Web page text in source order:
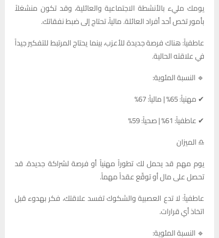
يومك مليء بالأنشطة الاجتماعية والعائلية، وقد تكون منشغلاً
بأمور تخص أحد أفراد العائلة. مالياً، تحتاج إلى ضبط نفقاتك.
عاطفياً: هناك فرصة جديدة للأعزب، بينما يحتاج المرتبط للتفكير جيداً
في علاقته الحالية.
🔹 النسبة المئوية:
✔ مهنياً: 65% | مالياً: 67%
✔ عاطفياً: 61% | صحياً: 59%
♎ الميزان
يوم مهم قد يحمل لك تطوراً مهنياً أو فرصة لشراكة جديدة. قد
تحصل على مال أو توقّع عقداً مهماً.
عاطفياً: لا تدع العصبية والشكوك تفسد علاقتك، فكر بهدوء قبل
اتخاذ أي قرارات.
🔹 النسبة المئوية: